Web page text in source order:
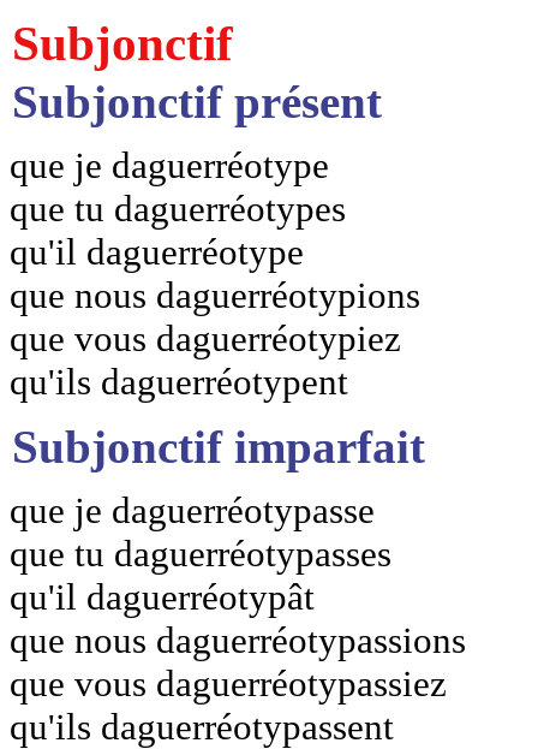
Subjonctif
Subjonctif présent
que je daguerréotype
que tu daguerréotypes
qu'il daguerréotype
que nous daguerréotypions
que vous daguerréotypiez
qu'ils daguerréotypent
Subjonctif imparfait
que je daguerréotypasse
que tu daguerréotypasses
qu'il daguerréotypât
que nous daguerréotypassions
que vous daguerréotypassiez
qu'ils daguerréotypassent